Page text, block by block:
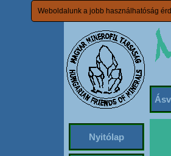
Weboldalunk a jobb használhatóság
Nyitólap